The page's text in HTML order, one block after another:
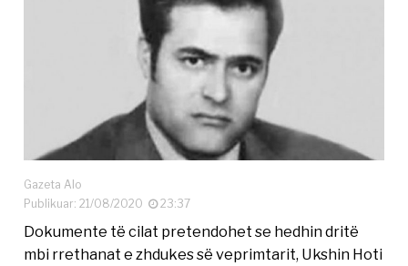
Gazeta Alo
Publikuar: 21/08/2020
23:37
Dokumente të cilat pretendohet se hedhin dritë
mbi rrethanat e zhdukes së veprimtarit, Ukshin Hoti